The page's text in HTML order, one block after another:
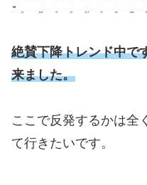
絶賛下降トレンド中で
来ました。
ここで反発するかは全
て行きたいです。